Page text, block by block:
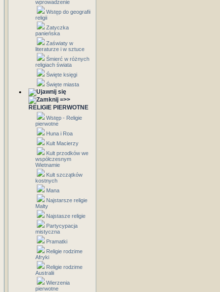
wprowadzenie
Wstęp do geografii
religii
Zatyczka
panieńska
Zaświaty w
literaturze i w sztuce
Śmierć w różnych
religiach świata
Święte księgi
Święte miasta
=>>
RELIGIE PIERWOTNE
Wstęp - Religie
pierwotne
Huna i Roa
Kult Macierzy
Kult przodków we
współczesnym
Wietnamie
Kult szczątków
kostnych
Mana
Najstarsze religie
Malty
Najstasze religie
Partycypacja
mistyczna
Pramatki
Religie rodzime
Afryki
Religie rodzime
Australii
Wierzenia
pierwotne